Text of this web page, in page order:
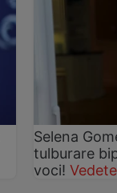
Selena
tulburare
voci!